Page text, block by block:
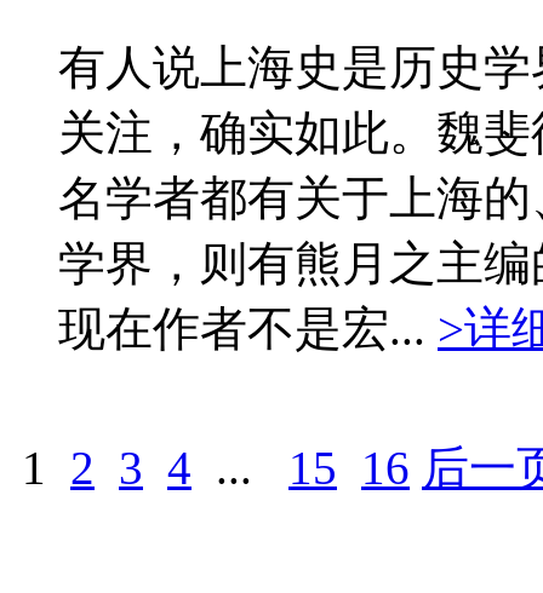
有人说上海史是历史
关注，确实如此。魏
名学者都有关于上海
学界，则有熊月之主
现在作者不是宏... >详
1 2 3 4 ... 15 16 后一